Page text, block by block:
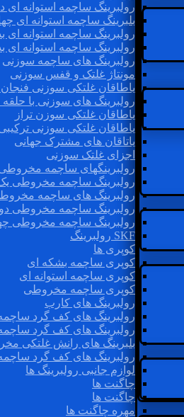
رولبرینگ ساچمه استوانه ای
بلبرینگ ساچمه استوانه ای
رولبرینگ ساچمه استوانه
رولبرینگ ساچمه استوانه ای
رولبرینگ های ساچمه سوزنی
مونتاژ غلتک و قفس سوزنی
یاطاقان غلتکی سوزنی
رولبرینگ های سوزنی با
یاطاقان غلتکی سوزن تراز
یاطاقان غلتکی سوزنی
یاتاقان های مشترک جهانی
اجزای غلتک سوزنی
رولبرینگهای ساچمه
رولبرینگ ساچمه مخروطی
رولبرینگ های ساچمه
رولبرینگ ساچمه مخروطی دو
رولبرینگ ساچمه مخروطی
SKF رولبرینگ
کوپری ها
کوپری ساچمه بشکه ای
کوپری ساچمه استوانه ای
کوپری ساچمه مخروطی
رولبرینگ های کارب
رولبرینگ های کف گرد ساچمه
رولبرینگ های کف گرد
بلبرینگ های رانش غلتکی
رولبرینگ های کف گرد
لوازم جانبی رولبرینگ ها
چاگنت ها
چاگنت ها
مهره چاگنت ها